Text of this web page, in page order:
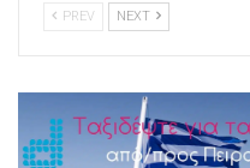
PREV NEXT